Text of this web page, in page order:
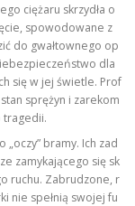
ciężaru skrzydła o
spowodowane z
do gwałtownego op
dla
się w jej świetle. Prof
sprężyn i zarekom
tragedii.
bramy. Ich zad
zamykającego się sk
ruchu. Zabrudzone, r
nie spełnią swojej fu